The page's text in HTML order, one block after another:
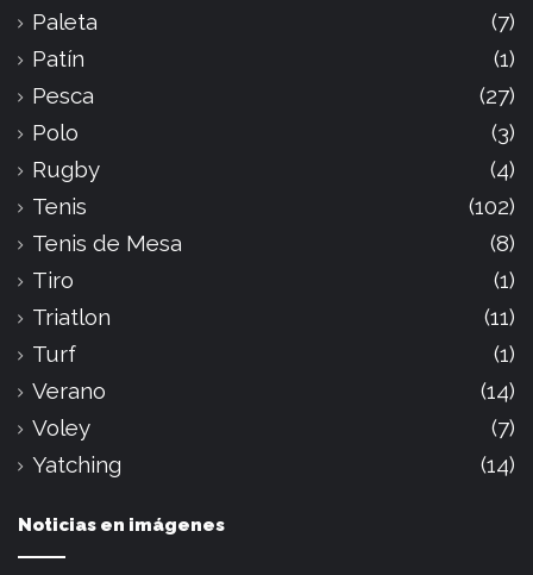
Paleta
(7)
Patín
(1)
Pesca
(27)
Polo
(3)
Rugby
(4)
Tenis
(102)
Tenis de Mesa
(8)
Tiro
(1)
Triatlon
(11)
Turf
(1)
Verano
(14)
Voley
(7)
Yatching
(14)
Noticias en imágenes